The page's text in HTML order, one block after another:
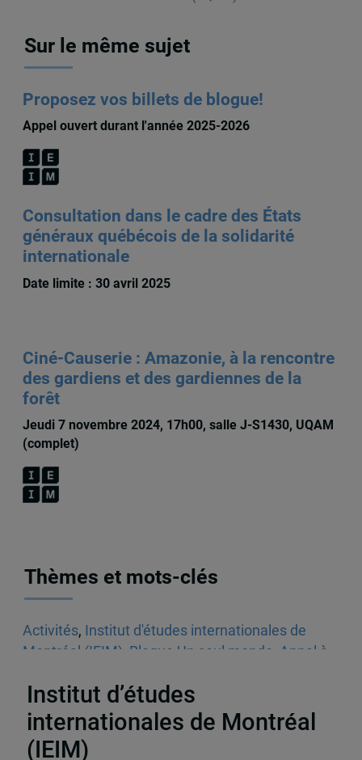
Sur le même sujet
Proposez vos billets de blogue!
Appel ouvert durant l'année 2025-2026
Consultation dans le cadre des États
généraux québécois de la solidarité
internationale
Date limite : 30 avril 2025
Ciné-Causerie : Amazonie, à la rencontre
des gardiens et des gardiennes de la
forêt
Jeudi 7 novembre 2024, 17h00, salle J-S1430, UQAM
(complet)
Thèmes et mots-clés
Activités, Institut d'études internationales de
Montréal (IEIM) Blogue Un seul monde
Appel à
Institut d’études
internationales de Montréal
(IEIM)